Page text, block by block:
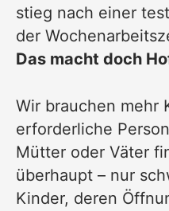
stieg nach einer
der
Das macht doch
Wir brauchen mehr
erforderliche
Mütter oder Väter
überhaupt – nur
Kinder, deren